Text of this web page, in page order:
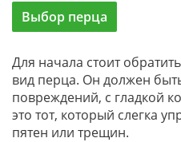
Выбор перца
Для начала стоит
вид перца. Он должен
повреждений, с гладкой
это тот, который слегка
пятен или трещин.